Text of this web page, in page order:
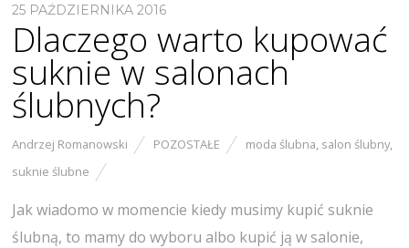
25 PAŹDZIERNIKA 2016
Dlaczego warto kupować
suknie w salonach
ślubnych?
Andrzej Romanowski POZOSTAŁE moda ślubna, salon ślubny,
suknie ślubne
Jak wiadomo w momencie kiedy musimy kupić suknie
ślubną, to mamy do wyboru albo kupić ją w salonie,